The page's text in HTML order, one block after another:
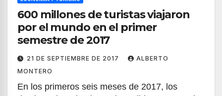
600 millones de turistas viajaron
por el mundo en el primer
semestre de 2017
21 DE SEPTIEMBRE DE 2017
ALBERTO
MONTERO
En los primeros seis meses de 2017, los